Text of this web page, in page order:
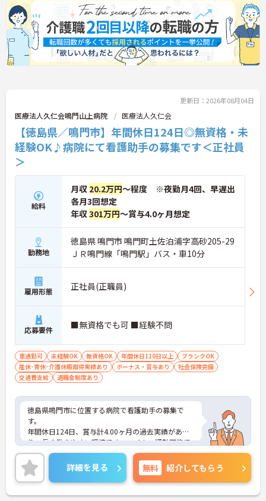
■ 働きやすい休日数が魅力
年間休日が充実している職場です
・年間休日124日
・夏期休暇2日
■ 安定収入を目指せる待遇
各種手当や賞与実績があります
・賞与計4.00ヶ月の過去実績
・夜勤手当支給
→ 安定した収入形成を目指せる環境です♪
■ 通勤しやすい勤務環境
通勤面にも配慮された職場です
・マイカー通勤可
・駐車場あり
更新日：2026年08月04日
医療法人久仁会鳴門山上病院 医療法人久仁会
【徳島県／鳴門市】年間休日124日◎無資格・未
経験OK♪病院にて看護助手の募集です＜正社員
＞
給料
月収 20.2万円～程度 ※夜勤月4回、早遅出
各月3回想定
年収301万円～賞与4.0ヶ月想定
勤務地
徳島県 鳴門市 鳴門町土佐泊浦字高砂205-29
ＪＲ鳴門線「鳴門駅」バス・車10分
雇用形態 正社員(正職員)
応募要件 ■無資格でも可 ■経験不問
車通勤可 未経験OK 無資格OK 年間休日110日以上
ブランクOK
産休･育休･介護休暇取得実績あり
ボーナス・賞与あり
社会保険完備
交通費支給
退職金制度あり
徳島県鳴門市に位置する病院で看護助手の募集で
す。
年間休日124日、賞与計4.00ヶ月の過去実績があ
り、長く働きやすい環境です。マイカー通勤可能で
駐車場も完備されています。退職金制度もあり、安
定した就業を目指せます。
ご興味のある方には、面接対策ポイントなどさらに
詳細をお話いたしますので、お気軽にご相談くださ
い。
詳細を見る 無料 紹介してもらう